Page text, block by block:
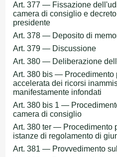
Art. 377 — Fissazione
camera di consiglio e
presidente
Art. 378 — Deposito di
Art. 379 — Discussione
Art. 380 — Deliberazione
Art. 380 bis — Procedimento
accelerata dei ricorsi
manifestamente infondati
Art. 380 bis 1 —
camera di consiglio
Art. 380 ter — Procedimento
istanze di regolamento di
Art. 381 — Provvedimento